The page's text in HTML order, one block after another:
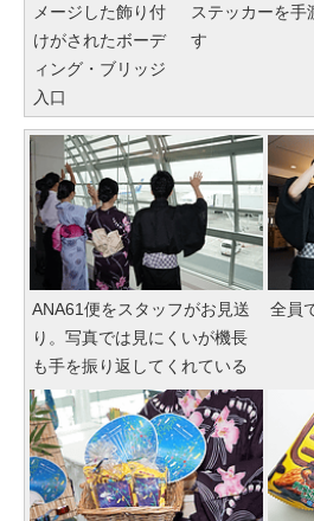
メージした飾り付
けがされたボーデ
ィング・ブリッジ
入口
ステッカーを手
す
ANA61便をスタッフがお見送
り。写真では見にくいが機長
も手を振り返してくれている
全員